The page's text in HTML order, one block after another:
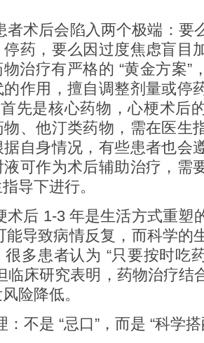
者术后会陷入两个极端：要
停药，要么因过度焦虑盲目
治疗有严格的 “黄金方案”
作用，擅自调整剂量或停
首先是核心药物，心梗术后
、他汀类药物，需在医生
据自身情况，有些患者也会
液可作为术后辅助治疗，需
导下进行。
术后 1-3 年是生活方式重塑
能导致病情反复，而科学的
多患者认为 “只要按时吃
临床研究表明，药物治疗结
险降低。
：不是 “忌口”，而是 “科学搭